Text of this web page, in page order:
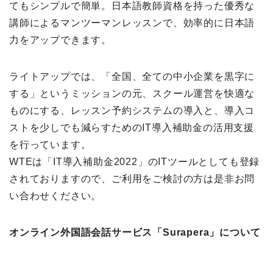
てもシンプルで簡単。日本語教師資格を持った優秀な
講師によるマンツーマンレッスンで、効率的に日本語
力をアップできます。
ライトアップでは、「全国、全ての中小企業を黒字に
する」というミッションの元、スクール運営を快適な
ものにする、レッスン予約システムの導入と、導入コ
ストを少しでも減らすためのIT導入補助金の活用支援
を行っています。
WTEは「IT導入補助金2022」のITツールとしても登録
されておりますので、ご利用をご検討の方は是非お問
い合わせください。
オンライン外国語会話サービス「Surapera」について